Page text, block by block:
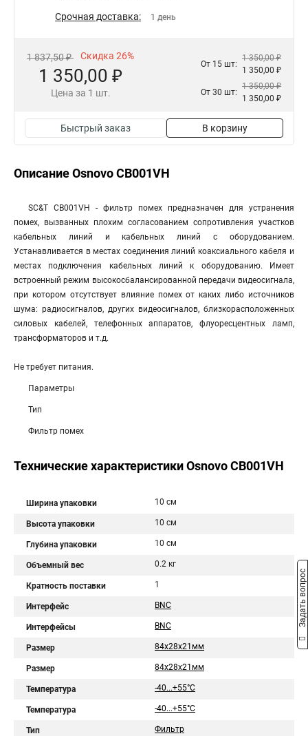
Срочная доставка: 1 день
1 837,50 ₽ Скидка 26%
1 350,00 ₽
Цена за 1 шт.
От 15 шт:
1 350,00 ₽
1 350,00 ₽
От 30 шт:
1 350,00 ₽
1 350,00 ₽
Быстрый заказ В корзину
Описание Osnovo CB001VH
SC&T CB001VH - фильтр помех предназначен для устранения
помех, вызванных плохим согласованием сопротивления участков
кабельных линий и кабельных линий с оборудованием.
Устанавливается в местах соединения линий коаксиального кабеля и
местах подключения кабельных линий к оборудованию. Имеет
встроенный режим высокосбалансированной передачи видеосигнала,
при котором отсутствует влияние помех от каких либо источников
шума: радиосигналов, других видеосигналов, близкорасположенных
силовых кабелей, телефонных аппаратов, флуоресцентных ламп,
трансформаторов и т.д.
Не требует питания.
Параметры
Тип
Фильтр помех
Технические характеристики Osnovo CB001VH
Ширина упаковки 10 см
Высота упаковки 10 см
Глубина упаковки 10 см
Объемный вес 0.2 кг
Кратность поставки 1
Интерфейс BNC
Интерфейсы BNC
Размер 84x28x21мм
Размер 84х28х21мм
Температура -40...+55°С
Температура -40...+55°C
Тип Фильтр
Задать вопрос